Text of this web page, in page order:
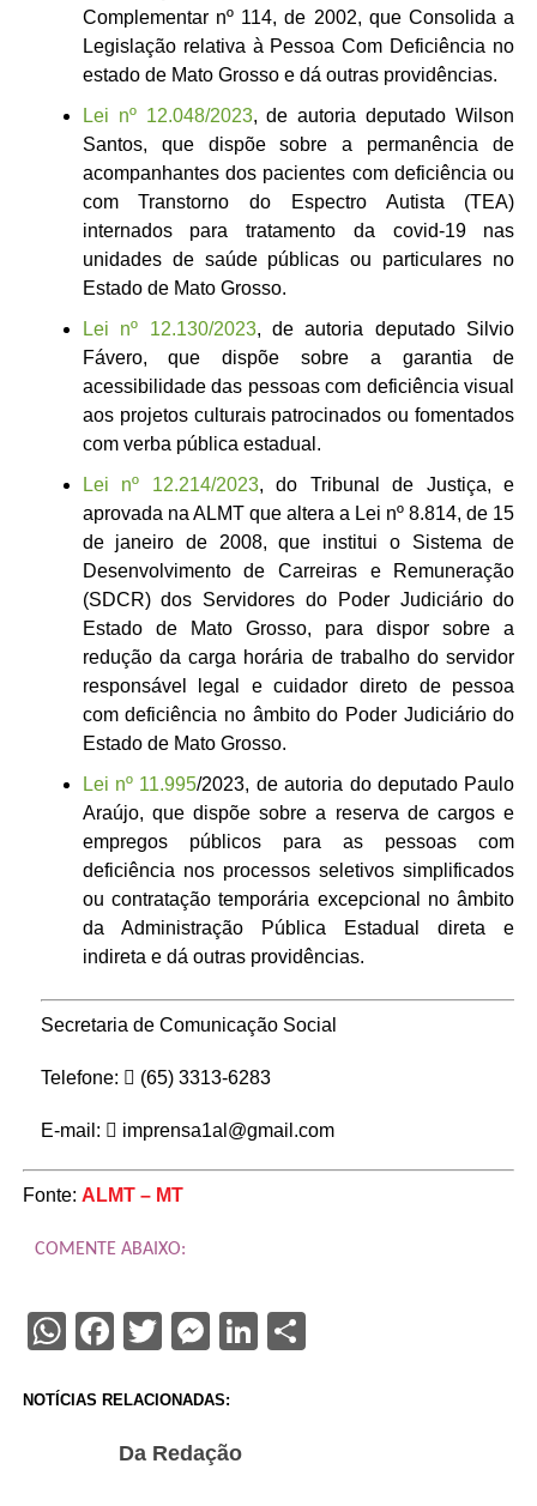
Complementar nº 114, de 2002, que Consolida a
Legislação relativa à Pessoa Com Deficiência no
estado de Mato Grosso e dá outras providências.
Lei nº 12.048/2023, de autoria deputado Wilson
Santos, que dispõe sobre a permanência de
acompanhantes dos pacientes com deficiência ou
com Transtorno do Espectro Autista (TEA)
internados para tratamento da covid-19 nas
unidades de saúde públicas ou particulares no
Estado de Mato Grosso.
Lei nº 12.130/2023, de autoria deputado Silvio
Fávero, que dispõe sobre a garantia de
acessibilidade das pessoas com deficiência visual
aos projetos culturais patrocinados ou fomentados
com verba pública estadual.
Lei nº 12.214/2023, do Tribunal de Justiça, e
aprovada na ALMT que altera a Lei nº 8.814, de 15
de janeiro de 2008, que institui o Sistema de
Desenvolvimento de Carreiras e Remuneração
(SDCR) dos Servidores do Poder Judiciário do
Estado de Mato Grosso, para dispor sobre a
redução da carga horária de trabalho do servidor
responsável legal e cuidador direto de pessoa
com deficiência no âmbito do Poder Judiciário do
Estado de Mato Grosso.
Lei nº 11.995/2023, de autoria do deputado Paulo
Araújo, que dispõe sobre a reserva de cargos e
empregos públicos para as pessoas com
deficiência nos processos seletivos simplificados
ou contratação temporária excepcional no âmbito
da Administração Pública Estadual direta e
indireta e dá outras providências.
Secretaria de Comunicação Social
Telefone: (65) 3313-6283
E-mail: imprensa1al@gmail.com
Fonte: ALMT – MT
COMENTE ABAIXO:
WhatsApp
Facebook
Twitter
Messenger
LinkedIn
Share
NOTÍCIAS RELACIONADAS:
Da Redação